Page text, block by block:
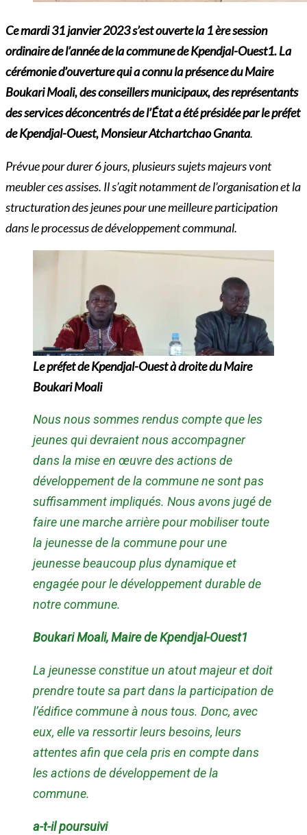
Ce mardi 31 janvier 2023 s’est ouverte la 1 ère session
ordinaire de l’année de la commune de Kpendjal-Ouest1. La
cérémonie d’ouverture qui a connu la présence du Maire
Boukari Moali, des conseillers municipaux, des représentants
des services déconcentrés de l’État a été présidée par le préfet
de Kpendjal-Ouest, Monsieur Atchartchao Gnanta.
Prévue pour durer 6 jours, plusieurs sujets majeurs vont
meubler ces assises. Il s’agit notamment de l’organisation et la
structuration des jeunes pour une meilleure participation
dans le processus de développement communal.
Le préfet de Kpendjal-Ouest à droite du Maire
Boukari Moali
Nous nous sommes rendus compte que les
jeunes qui devraient nous accompagner
dans la mise en œuvre des actions de
développement de la commune ne sont pas
suffisamment impliqués. Nous avons jugé de
faire une marche arrière pour mobiliser toute
la jeunesse de la commune pour une
jeunesse beaucoup plus dynamique et
engagée pour le développement durable de
notre commune.
Boukari Moali, Maire de Kpendjal-Ouest1
La jeunesse constitue un atout majeur et doit
prendre toute sa part dans la participation de
l’édifice commune à nous tous. Donc, avec
eux, elle va ressortir leurs besoins, leurs
attentes afin que cela pris en compte dans
les actions de développement de la
commune.
a-t-il poursuivi